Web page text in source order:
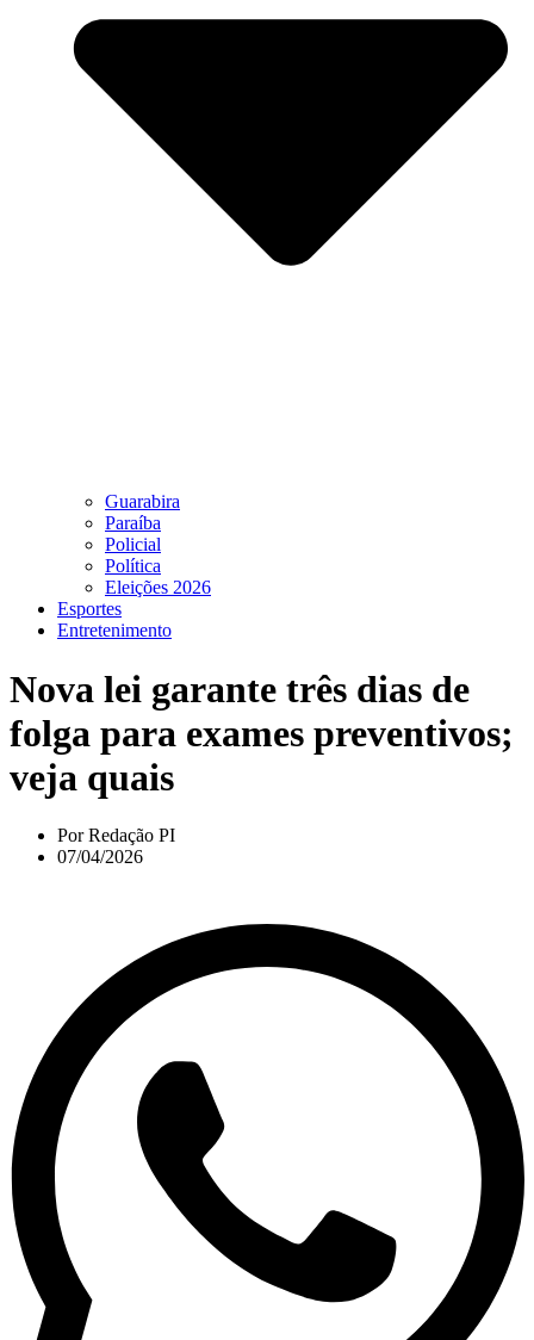
Guarabira
Paraíba
Policial
Política
Eleições 2026
Esportes
Entretenimento
Nova lei garante três dias de
folga para exames preventivos;
veja quais
PorRedação PI
07/04/2026